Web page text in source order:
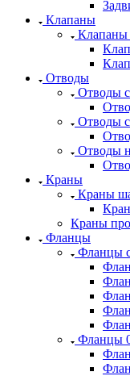
Клапаны
Клапаны
Отводы
Отводы
Отводы
Отводы
Краны
Краны
Краны
Фланцы
Фланцы
Фланцы